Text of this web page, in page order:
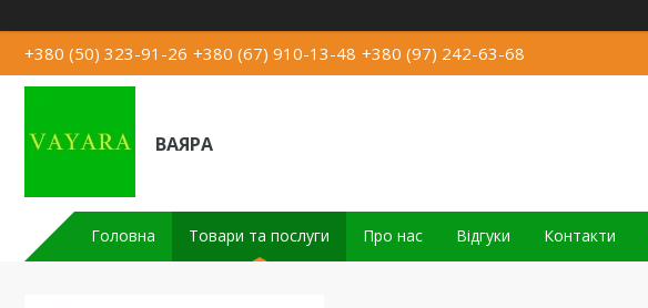
+380 (50) 323-91-26 +380 (67) 910-13-48 +380 (97) 242-63-68
ВАЯРА
Головна Товари та послуги Про нас Відгуки Контакти